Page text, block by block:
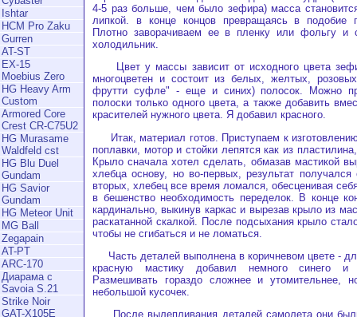
Ishtar
HCM Pro Zaku
Gurren
AT-ST
EX-15
Moebius Zero
HG Heavy Arm
Custom
Armored Core
Crest CR-C75U2
HG Murasame
Waldfeld cst
HG Blu Duel
Gundam
HG Savior
Gundam
HG Meteor Unit
MG Ball
Zegapain
AT-PT
ARC-170
Диарама с
Savoia S.21
Strike Noir
GAT-X105E
4-5 раз больше, чем было зефира) масса
липкой. в конце концов превращаясь в подобие
Плотно заворачиваем ее в пленку или фольгу и
холодильник.
Цвет у массы зависит от исходного цвета
многоцветен и состоит из белых, желтых,
фрутти суфле" - еще и синих) полосок. Можно
полоски только одного цвета, а также добавить
красителей нужного цвета. Я добавил красного.
Итак, материал готов. Приступаем к
поплавки, мотор и стойки лепятся как из
Крыло сначала хотел сделать, обмазав мастикой
хлебца основу, но во-первых, результат
вторых, хлебец все время ломался, обесценивая
в бешенство необходимость переделок. В конце
кардинально, выкинув каркас и вырезав крыло из
раскатанной скалкой. После подсыхания крыло
чтобы не сгибаться и не ломаться.
Часть деталей выполнена в коричневом цвете -
красную мастику добавил немного синего и
Размешивать гораздо сложнее и утомительнее,
небольшой кусочек.
После вылепливания деталей самолета они